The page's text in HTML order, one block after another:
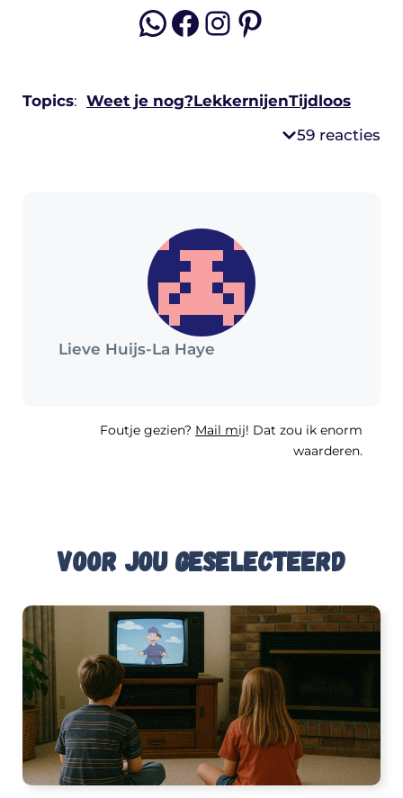
WhatsApp
Facebook
Instagram
Pinterest
Topics: Weet je nog?LekkernijenTijdloos
59 reacties
Lieve Huijs-La Haye
Foutje gezien? Mail mij! Dat zou ik enorm
waarderen.
Voor jou geselecteerd